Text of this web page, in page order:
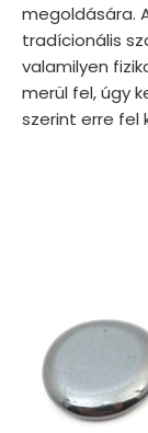
megoldására.
tradícionális
valamilyen
merül fel, úgy
szerint erre fel